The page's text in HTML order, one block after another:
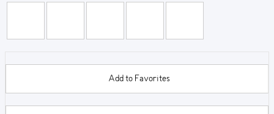
Add to Favorites